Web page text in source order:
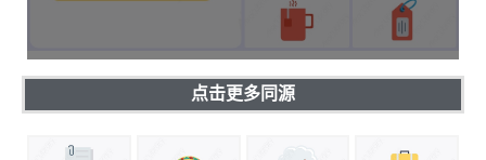
点击更多同源